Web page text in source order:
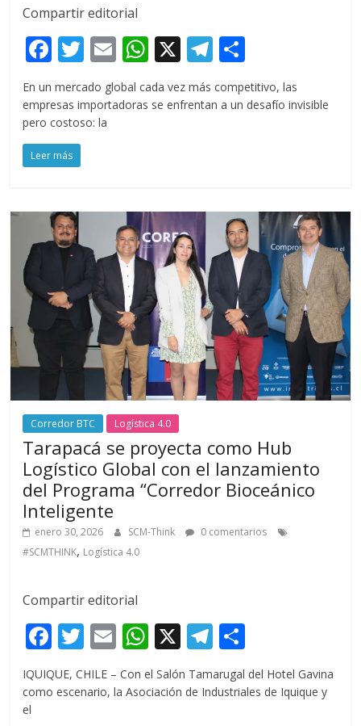
Compartir editorial
F
e
b
o
o
k
T
w
itt
er
E
m
ai
W
h
at
p
X T
e
o
m
r
En un mercado global cada vez más competitivo, las
empresas importadoras se enfrentan a un desafío invisible
pero costoso: la
Leer más
Corredor BTC Logística 4.0
Tarapacá se proyecta como Hub
Logístico Global con el lanzamiento
del Programa “Corredor Bioceánico
Inteligente
enero 30, 2026 SCM-Think
0 comentarios
#SCMTHINK, Logística 4.0
Compartir editorial
F
ac
e
T
w
itt
E
m
ai
W
h
at
X T
e
o
m
IQUIQUE, CHILE – Con el Salón Tamarugal del Hotel Gavina
como escenario, la Asociación de Industriales de Iquique y
el